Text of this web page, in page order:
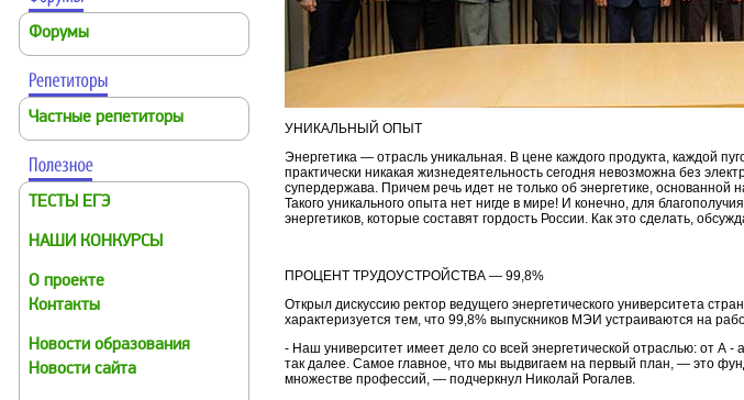
Форумы
Частные репетиторы
ТЕСТЫ ЕГЭ
НАШИ КОНКУРСЫ
О проекте
Контакты
Новости образования
Новости сайта
УНИКАЛЬНЫЙ ОПЫТ
Энергетика — отрасль уникальная. В цене каждого продукта, каждой
практически никакая жизнедеятельность сегодня невозможна без
супердержава. Причем речь идет не только об энергетике,
Такого уникального опыта нет нигде в мире! И конечно, для
энергетиков, которые составят гордость России. Как это сделать,
ПРОЦЕНТ ТРУДОУСТРОЙСТВА — 99,8%
Открыл дискуссию ректор ведущего энергетического университета
характеризуется тем, что 99,8% выпускников МЭИ устраиваются на
- Наш университет имеет дело со всей энергетической отраслью: от А
так далее. Самое главное, что мы выдвигаем на первый план, — это
множестве профессий, — подчеркнул Николай Рогалев.